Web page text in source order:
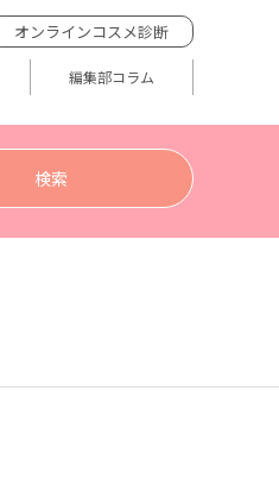
オンラインコスメ診断
編集部コラム